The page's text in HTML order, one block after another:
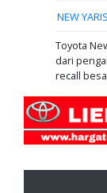
NEW
Toyota
dari
recall